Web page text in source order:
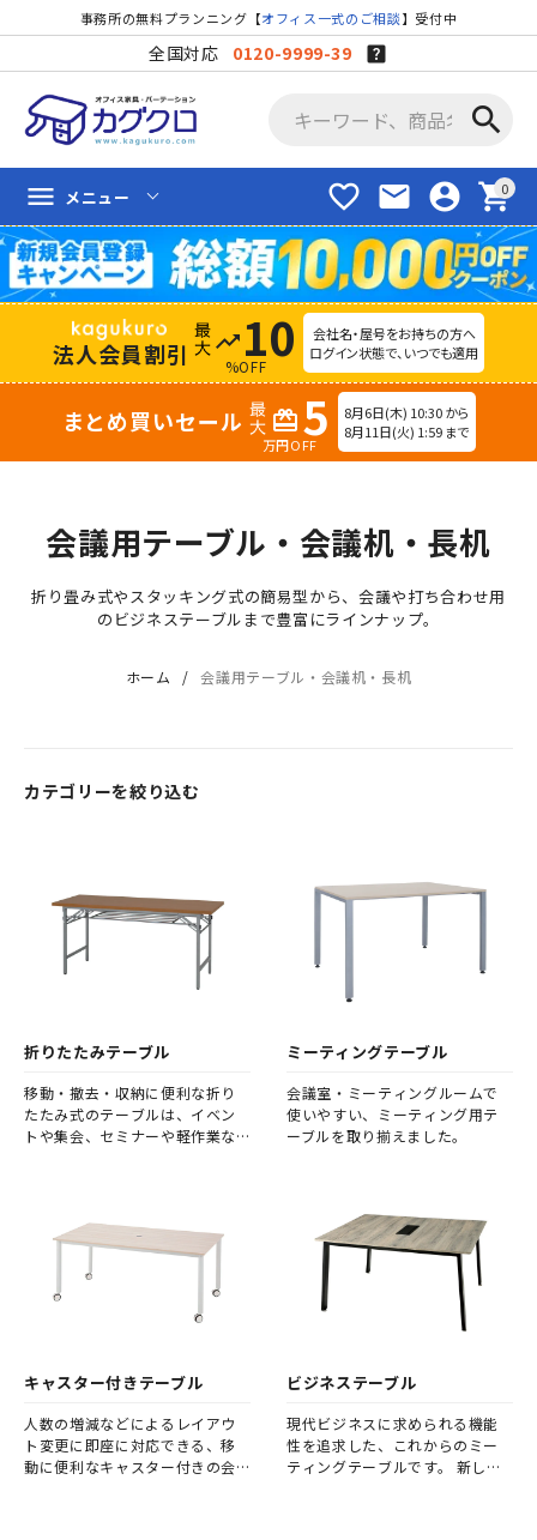
事務所の無料プランニング【オフィス一式のご相談】受付中
全国対応 0120-9999-39
search
favorite_border mail account_circle shopping_cart
menu メニュー
法人会員割引 trending_up 10
%OFF
会社名・屋号をお持ちの方へ
ログイン状態で、いつでも適用
まとめ買いセール redeem 5
万円OFF
8月6日(木) 10:30 から
8月11日(火) 1:59 まで
会議用テーブル・会議机・長机
折り畳み式やスタッキング式の簡易型から、会議や打ち合わせ用
のビジネステーブルまで豊富にラインナップ。
ホーム 会議用テーブル・会議机・長机
カテゴリーを絞り込む
折りたたみテーブル
移動・撤去・収納に便利な折り
たたみ式のテーブルは、イベン
トや集会、セミナーや軽作業な
ミーティングテーブル
会議室・ミーティングルームで
使いやすい、ミーティング用テ
ーブルを取り揃えました。
キャスター付きテーブル
人数の増減などによるレイアウ
ト変更に即座に対応できる、移
動に便利なキャスター付きの会
ビジネステーブル
現代ビジネスに求められる機能
性を追求した、これからのミー
ティングテーブルです。 新しい